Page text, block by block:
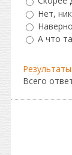
Нет,
А что
Результаты
Всего